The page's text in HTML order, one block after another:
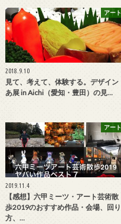
アート
2018.9.10
見て、考えて、体験する。デザイン
あ展 in Aichi（愛知・豊田）の見…
アート
2019.11.4
【感想】六甲ミーツ・アート芸術散
歩2019のおすすめ作品・会場、回り
方、…